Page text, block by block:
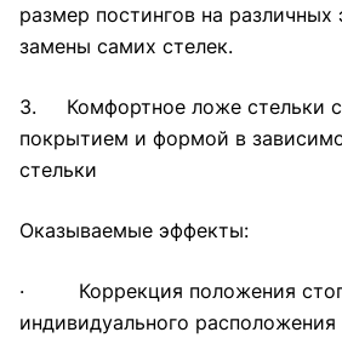
размер постингов на различных
замены самих стелек.
3. Комфортное ложе стельки
покрытием и формой в
стельки
Оказываемые эффекты:
· Коррекция положения
индивидуального расположения